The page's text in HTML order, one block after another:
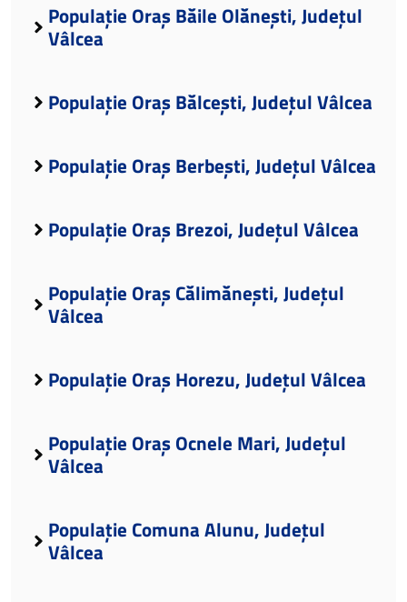
Populație Oraș Băile Olănești, Județul
Vâlcea
Populație Oraș Bălcești, Județul Vâlcea
Populație Oraș Berbești, Județul Vâlcea
Populație Oraș Brezoi, Județul Vâlcea
Populație Oraș Călimănești, Județul
Vâlcea
Populație Oraș Horezu, Județul Vâlcea
Populație Oraș Ocnele Mari, Județul
Vâlcea
Populație Comuna Alunu, Județul
Vâlcea